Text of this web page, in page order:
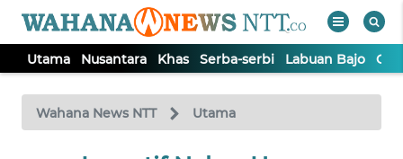
Utama Nusantara Khas Serba-serbi Labuan Bajo
Wahana News NTT Utama
TV
Tutup